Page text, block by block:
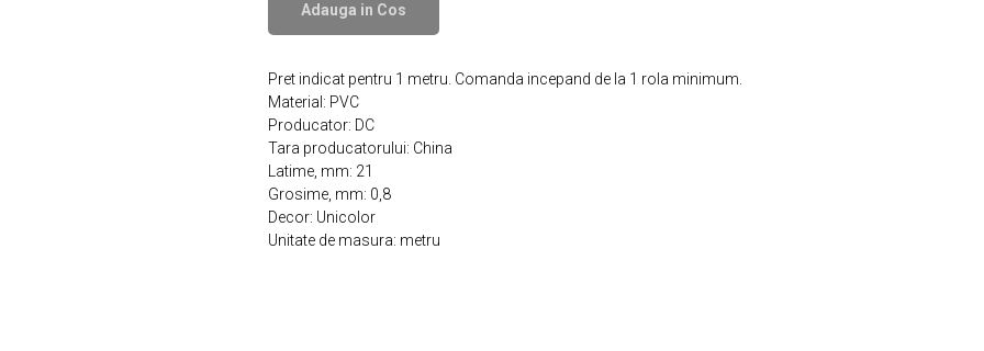
Adauga in Сos
Pret indicat pentru 1 metru. Comanda incepand de la 1 rola minimum.
Material: PVC
Producator: DC
Tara producatorului: China
Latime, mm: 21
Grosime, mm: 0,8
Decor: Unicolor
Unitate de masura: metru